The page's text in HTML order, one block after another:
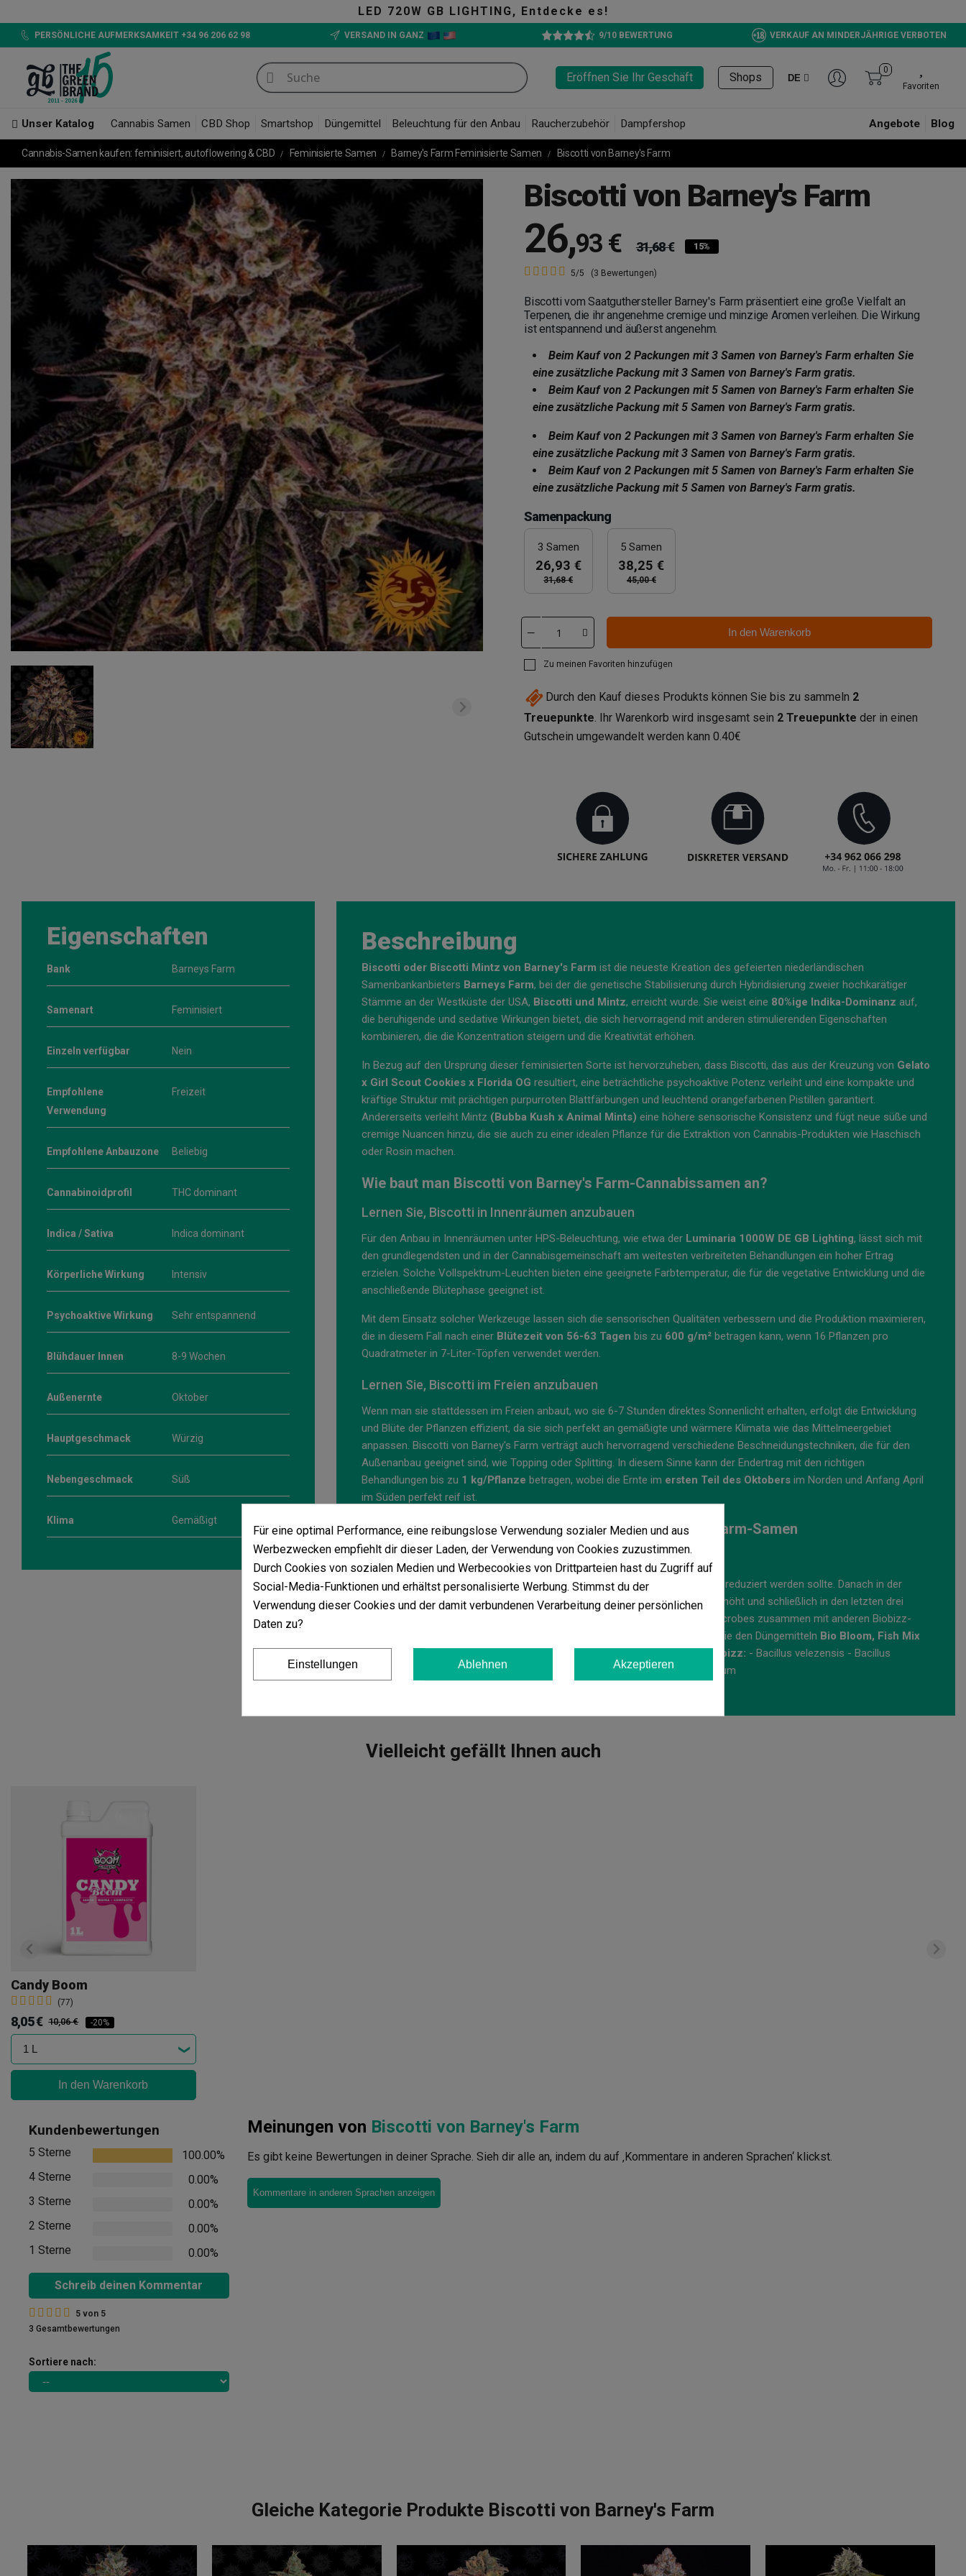
LED 720W GB LIGHTING, Entdecke es!
PERSÖNLICHE AUFMERKSAMKEIT +34 96 206 62 98 VERSAND IN GANZ 9/10 BEWERTUNG VERKAUF AN MINDERJÄHRIGE VERBOTEN
Eröffnen Sie Ihr Geschäft Shops DE
0
Favoriten
Unser Katalog Cannabis Samen CBD Shop Smartshop Düngemittel Beleuchtung für den Anbau Raucherzubehör Dampfershop Angebote Blog
Cannabis-Samen kaufen: feminisiert, autoflowering & CBD Feminisierte Samen Barney's Farm Feminisierte Samen Biscotti von Barney's Farm
Biscotti von Barney's Farm
26,93 € 31,68 € 15%
5/5 (3 Bewertungen)
Biscotti vom Saatguthersteller Barney's Farm präsentiert eine große Vielfalt an
Terpenen, die ihr angenehme cremige und minzige Aromen verleihen. Die Wirkung
ist entspannend und äußerst angenehm.
Beim Kauf von 2 Packungen mit 3 Samen von Barney's Farm erhalten Sie
eine zusätzliche Packung mit 3 Samen von Barney's Farm gratis.
Beim Kauf von 2 Packungen mit 5 Samen von Barney's Farm erhalten Sie
eine zusätzliche Packung mit 5 Samen von Barney's Farm gratis.
Beim Kauf von 2 Packungen mit 3 Samen von Barney's Farm erhalten Sie
eine zusätzliche Packung mit 3 Samen von Barney's Farm gratis.
Beim Kauf von 2 Packungen mit 5 Samen von Barney's Farm erhalten Sie
eine zusätzliche Packung mit 5 Samen von Barney's Farm gratis.
Samenpackung
3 Samen
26,93 €
31,68 €
5 Samen
38,25 €
45,00 €
In den Warenkorb
Zu meinen Favoriten hinzufügen
Durch den Kauf dieses Produkts können Sie bis zu sammeln 2
Treuepunkte. Ihr Warenkorb wird insgesamt sein 2 Treuepunkte der in einen
Gutschein umgewandelt werden kann 0.40€
Eigenschaften
Bank Barneys Farm
Samenart Feminisiert
Einzeln verfügbar Nein
Empfohlene
Verwendung
Freizeit
Empfohlene Anbauzone Beliebig
Cannabinoidprofil THC dominant
Indica / Sativa Indica dominant
Körperliche Wirkung Intensiv
Psychoaktive Wirkung Sehr entspannend
Blühdauer Innen 8-9 Wochen
Außenernte Oktober
Hauptgeschmack Würzig
Nebengeschmack Süß
Klima Gemäßigt
Beschreibung
Biscotti oder Biscotti Mintz von Barney's Farm ist die neueste Kreation des gefeierten niederländischen
Samenbankanbieters Barneys Farm, bei der die genetische Stabilisierung durch Hybridisierung zweier hochkarätiger
Stämme an der Westküste der USA, Biscotti und Mintz, erreicht wurde. Sie weist eine 80%ige Indika-Dominanz auf,
die beruhigende und sedative Wirkungen bietet, die sich hervorragend mit anderen stimulierenden Eigenschaften
kombinieren, die die Konzentration steigern und die Kreativität erhöhen.
In Bezug auf den Ursprung dieser feminisierten Sorte ist hervorzuheben, dass Biscotti, das aus der Kreuzung von Gelato
x Girl Scout Cookies x Florida OG resultiert, eine beträchtliche psychoaktive Potenz verleiht und eine kompakte und
kräftige Struktur mit prächtigen purpurroten Blattfärbungen und leuchtend orangefarbenen Pistillen garantiert.
Andererseits verleiht Mintz (Bubba Kush x Animal Mints) eine höhere sensorische Konsistenz und fügt neue süße und
cremige Nuancen hinzu, die sie auch zu einer idealen Pflanze für die Extraktion von Cannabis-Produkten wie Haschisch
oder Rosin machen.
Wie baut man Biscotti von Barney's Farm-Cannabissamen an?
Lernen Sie, Biscotti in Innenräumen anzubauen
Für den Anbau in Innenräumen unter HPS-Beleuchtung, wie etwa der Luminaria 1000W DE GB Lighting, lässt sich mit
den grundlegendsten und in der Cannabisgemeinschaft am weitesten verbreiteten Behandlungen ein hoher Ertrag
erzielen. Solche Vollspektrum-Leuchten bieten eine geeignete Farbtemperatur, die für die vegetative Entwicklung und die
anschließende Blütephase geeignet ist.
Mit dem Einsatz solcher Werkzeuge lassen sich die sensorischen Qualitäten verbessern und die Produktion maximieren,
die in diesem Fall nach einer Blütezeit von 56-63 Tagen bis zu 600 g/m² betragen kann, wenn 16 Pflanzen pro
Quadratmeter in 7-Liter-Töpfen verwendet werden.
Lernen Sie, Biscotti im Freien anzubauen
Wenn man sie stattdessen im Freien anbaut, wo sie 6-7 Stunden direktes Sonnenlicht erhalten, erfolgt die Entwicklung
und Blüte der Pflanzen effizient, da sie sich perfekt an gemäßigte und wärmere Klimata wie das Mittelmeergebiet
anpassen. Biscotti von Barney's Farm verträgt auch hervorragend verschiedene Beschneidungstechniken, die für den
Außenanbau geeignet sind, wie Topping oder Splitting. In diesem Sinne kann der Endertrag mit den richtigen
Behandlungen bis zu 1 kg/Pflanze betragen, wobei die Ernte im ersten Teil des Oktobers im Norden und Anfang April
im Süden perfekt reif ist.
Geschmack und Wirkungen der Biscotti von Barney's Farm-Samen
Geschmack und Aroma
Überraschend undenden Wochen, wenn die Blühphase beginnt, auf
reduziert werden sollte. Danach in der
fünften, sechsten und siebten Woche sollte die Dosis wieder auf 0,4 mg/L erhöht und schließlich in den letzten drei
Wochen wieder auf 0,2 mg/L gesenkt werden. Außerdem wird empfohlen, Microbes zusammen mit anderen Biobizz-
sowie den Düngemitteln Bio Bloom, Fish Mix
Zusammensetzung von Microbes von Biobizz: - Bacillus velezensis - Bacillus
licheniformis - Bacillus pumilus - Bacillus megaterium - Trichoderma harzianum
Vielleicht gefällt Ihnen auch
Candy Boom
(77)
8,05 € 10,06 € -20%
In den Warenkorb
Kundenbewertungen
5 Sterne
100.00%
4 Sterne
0.00%
3 Sterne
0.00%
2 Sterne
0.00%
1 Sterne
0.00%
Schreib deinen Kommentar
5 von 5
3 Gesamtbewertungen
Sortiere nach:
Meinungen von Biscotti von Barney's Farm
Es gibt keine Bewertungen in deiner Sprache. Sieh dir alle an, indem du auf ‚Kommentare in anderen Sprachen‘ klickst.
Kommentare in anderen Sprachen anzeigen
Gleiche Kategorie Produkte Biscotti von Barney's Farm
Für eine optimal Performance, eine reibungslose Verwendung sozialer Medien und aus
Werbezwecken empfiehlt dir dieser Laden, der Verwendung von Cookies zuzustimmen.
Durch Cookies von sozialen Medien und Werbecookies von Drittparteien hast du Zugriff auf
Social-Media-Funktionen und erhältst personalisierte Werbung. Stimmst du der
Verwendung dieser Cookies und der damit verbundenen Verarbeitung deiner persönlichen
Daten zu?
Einstellungen Ablehnen Akzeptieren